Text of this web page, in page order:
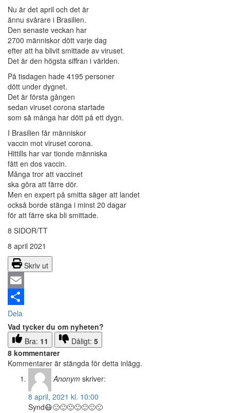
Nu är det april och det är
ännu svårare i Brasilien.
Den senaste veckan har
2700 människor dött varje dag
efter att ha blivit smittade av viruset.
Det är den högsta siffran i världen.
På tisdagen hade 4195 personer
dött under dygnet.
Det är första gången
sedan viruset corona startade
som så många har dött på ett dygn.
I Brasilien får människor
vaccin mot viruset corona.
Hittills har var tionde människa
fått en dos vaccin.
Många tror att vaccinet
ska göra att färre dör.
Men en expert på smitta säger att landet
också borde stänga i minst 20 dagar
för att färre ska bli smittade.
8 SIDOR/TT
8 april 2021
Skriv ut
Email
Dela
Vad tycker du om nyheten?
Bra: 11 Dåligt: 5
8 kommentarer
Kommentarer är stängda för detta inlägg.
Anonym skriver:
8 april, 2021 kl. 10:00
Synd😷🙂🙂🙂🙂🙂🙂🙂